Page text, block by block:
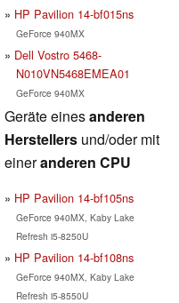
HP Pavilion 14-bf015ns
GeForce 940MX
Dell Vostro 5468-
N010VN5468EMEA01
GeForce 940MX
Geräte einesanderen
Herstellers und/oder mit
eineranderen CPU
HP Pavilion 14-bf105ns
GeForce 940MX, Kaby Lake
Refresh i5-8250U
HP Pavilion 14-bf108ns
GeForce 940MX, Kaby Lake
Refresh i5-8550U